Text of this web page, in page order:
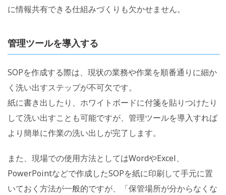
に情報共有できる仕組みづくりも欠かせません。
管理ツールを導入する
SOPを作成する際は、現状の業務や作業を順番通りに細か
く洗い出すステップが不可欠です。
紙に書き出したり、ホワイトボードに付箋を貼りつけたり
して洗い出すことも可能ですが、管理ツールを導入すれば
より簡単に作業の洗い出しが完了します。
また、現場での使用方法としてはWordやExcel、
PowerPointなどで作成したSOPを紙に印刷して手元に置
いておく方法が一般的ですが、「保管場所が分からなくな